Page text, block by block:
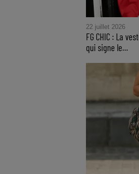
22 juillet 2026
FG CHIC : La
qui signe le...